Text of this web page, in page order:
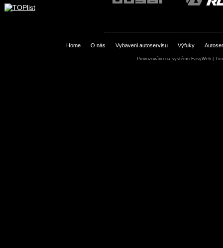
Home O nás Vybaveni autoservisu Výfuky
Provozováno na systému EasyWeb|